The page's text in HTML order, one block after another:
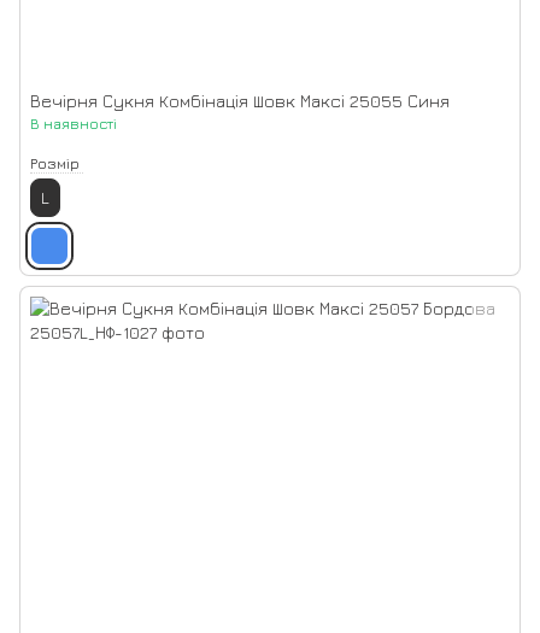
Вечірня Сукня Комбінація Шовк Максі 25055 Синя
В наявності
Розмір
L